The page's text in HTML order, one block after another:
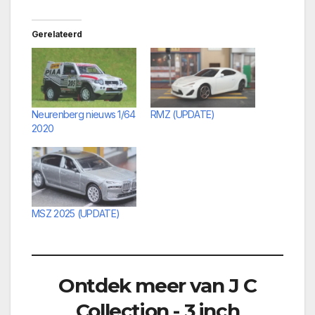
Gerelateerd
Neurenberg nieuws 1/64
2020
RMZ (UPDATE)
MSZ 2025 (UPDATE)
Ontdek meer van J C